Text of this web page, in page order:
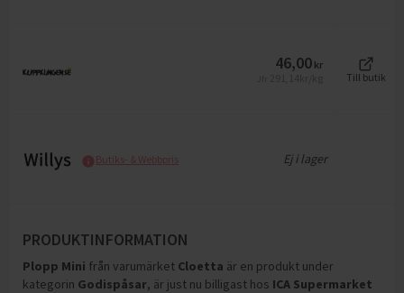
46,00 kr
Till butik
Butiks- & Webbpris Ej i lager
PRODUKTINFORMATION
Plopp Mini från varumärket Cloetta är en produkt under
kategorin Godispåsar, är just nu billigast hos ICA Supermarket